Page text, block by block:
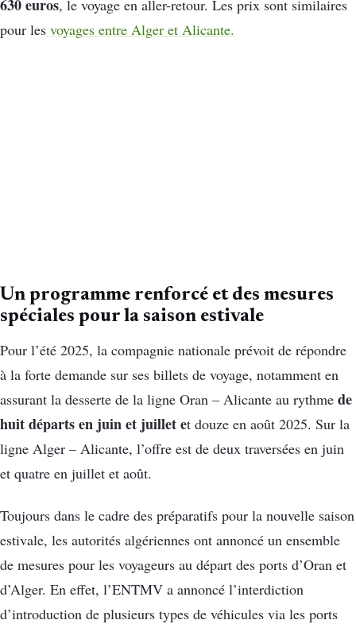
630 euros, le voyage en aller-retour. Les prix sont similaires
pour les voyages entre Alger et Alicante.
Un programme renforcé et des mesures
spéciales pour la saison estivale
Pour l’été 2025, la compagnie nationale prévoit de répondre
à la forte demande sur ses billets de voyage, notamment en
assurant la desserte de la ligne Oran – Alicante au rythme de
huit départs en juin et juillet et douze en août 2025. Sur la
ligne Alger – Alicante, l’offre est de deux traversées en juin
et quatre en juillet et août.
Toujours dans le cadre des préparatifs pour la nouvelle saison
estivale, les autorités algériennes ont annoncé un ensemble
de mesures pour les voyageurs au départ des ports d’Oran et
d’Alger. En effet, l’ENTMV a annoncé l’interdiction
d’introduction de plusieurs types de véhicules via les ports